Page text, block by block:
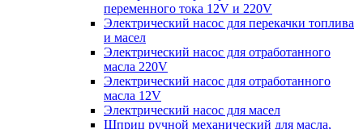
переменного тока 12V и 220V
Электрический насос для перекачки топлива
и масел
Электрический насос для отработанного
масла 220V
Электрический насос для отработанного
масла 12V
Электрический насос для масел
Шприц ручной механический для масла,